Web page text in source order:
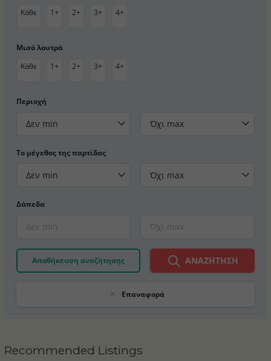
Κάθε 1+ 2+ 3+ 4+
Μισό λουτρά
Κάθε
1+ 2+ 3+ 4+
Περιοχή
Δεν min Όχι max
Το μέγεθος της παρτίδας
Δεν min Όχι max
Δάπεδα
Αποθήκευση αναζήτησης ΑΝΑΖΉΤΗΣΗ
Επαναφορά
Recommended Listings